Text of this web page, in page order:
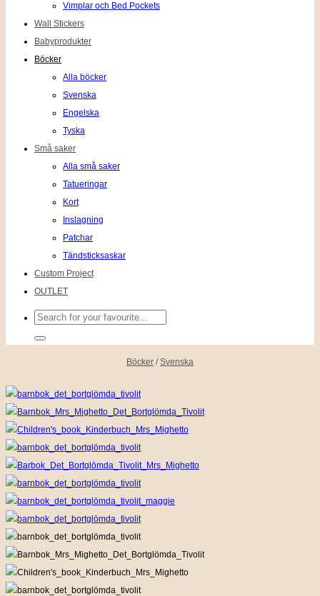
Vimplar och Bed Pockets
Wall Stickers
Babyprodukter
Böcker
Alla böcker
Svenska
Engelska
Tyska
Små saker
Alla små saker
Tatueringar
Kort
Inslagning
Patchar
Tändsticksaskar
Custom Project
OUTLET
Sök
efter:
Böcker / Svenska